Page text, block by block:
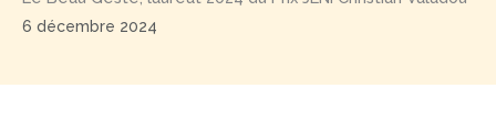
6 décembre 2024